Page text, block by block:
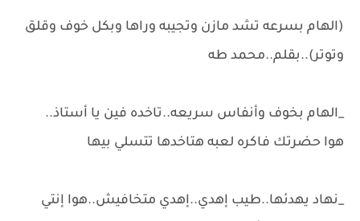
(الهام بسرعه تشد مازن وتجيبه وراها وبكل خوف وقلق
وتوتر)..بقلم..محمد طه
_الهام بخوف وأنفاس سريعه..تاخده فين يا أستاذ..
هوا حضرتك فاكره لعبه هتاخدها تتسلي بيها
_نهاد يهدئها..طيب إهدي..إهدي متخافيش..هوا إنتي